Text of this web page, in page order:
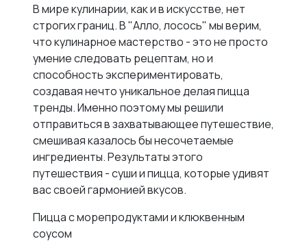
В мире кулинарии, как и в искусстве, нет
строгих границ. В "Алло, лосось" мы верим,
что кулинарное мастерство - это не просто
умение следовать рецептам, но и
способность экспериментировать,
создавая нечто уникальное делая пицца
тренды. Именно поэтому мы решили
отправиться в захватывающее путешествие,
смешивая казалось бы несочетаемые
ингредиенты. Результаты этого
путешествия - суши и пицца, которые удивят
вас своей гармонией вкусов.
Пицца с морепродуктами и клюквенным
соусом